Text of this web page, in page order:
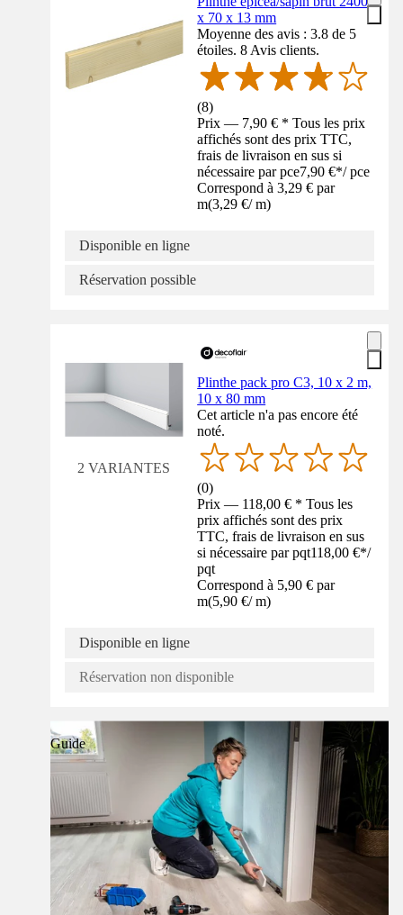
x 70 x 13 mm
Moyenne des avis : 3.8 de 5
étoiles. 8 Avis clients.
(8)
Prix — 7,90 € * Tous les prix
affichés sont des prix TTC,
frais de livraison en sus si
nécessaire par pce7,90 €*/ pce
Correspond à 3,29 € par
m(3,29 €/ m)
Disponible en ligne
Réservation possible
2 VARIANTES
Plinthe pack pro C3, 10 x 2 m,
10 x 80 mm
Cet article n'a pas encore été
noté.
(0)
Prix — 118,00 € * Tous les
prix affichés sont des prix
TTC, frais de livraison en sus
si nécessaire par pqt118,00 €*/
pqt
Correspond à 5,90 € par
m(5,90 €/ m)
Disponible en ligne
Réservation non disponible
Guide